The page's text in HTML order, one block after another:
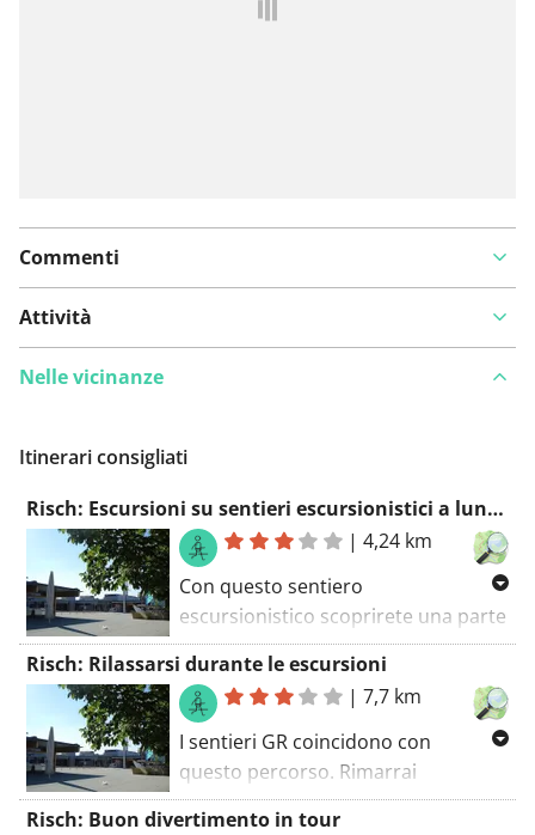
Commenti
Attività
Nelle vicinanze
Itinerari consigliati
Risch: Escursioni su sentieri escursionistici a lunga distanza
|4,24 km
Con questo sentiero
escursionistico scoprirete una parte
di Risch. Seguirai diversi sentieri
escursionistici lungo questo
percorso. Il percorso a piedi inizia al
parcheggio. Non c'è bisogno di
preoccuparsi. Non ci sono molti
posti dove bere qualcosa su questo
percorso, ma ce ne sono alcuni.
Risch: Rilassarsi durante le escursioni
|7,7 km
I sentieri GR coincidono con
questo percorso. Rimarrai
sicuramente affascinato da questo
Risch: Buon divertimento in tour